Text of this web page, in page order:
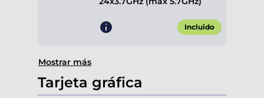
Incluido
Mostrar más
Tarjeta gráfica